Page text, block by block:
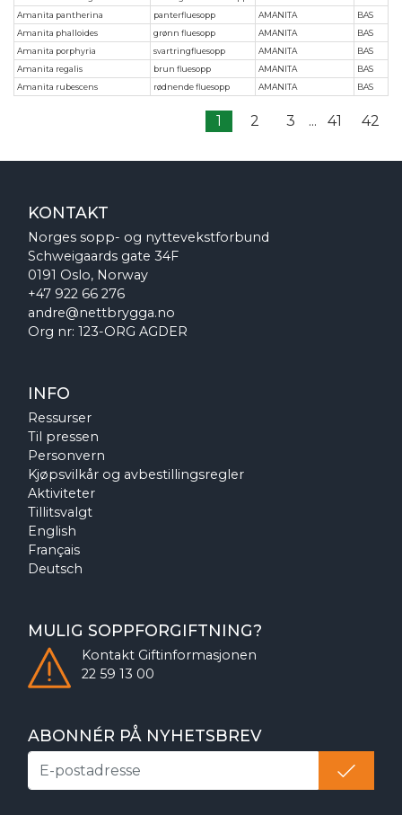
Amanita pantherina
panterfluesopp AMANITA
BAS
Amanita phalloides
grønn fluesopp AMANITA
BAS
Amanita porphyria
svartringfluesopp AMANITA
BAS
Amanita regalis
brun fluesopp AMANITA
BAS
Amanita rubescens
rødnende fluesopp AMANITA BAS
1 2 3 ... 41 42
KONTAKT
Norges sopp- og nyttevekstforbund
Schweigaards gate 34F
0191 Oslo, Norway
+47 922 66 276
andre@nettbrygga.no
Org nr: 123-ORG AGDER
INFO
Ressurser
Til pressen
Personvern
Kjøpsvilkår og avbestillingsregler
Aktiviteter
Tillitsvalgt
English
Français
Deutsch
MULIG SOPPFORGIFTNING?
Kontakt Giftinformasjonen
22 59 13 00
ABONNÉR PÅ NYHETSBREV